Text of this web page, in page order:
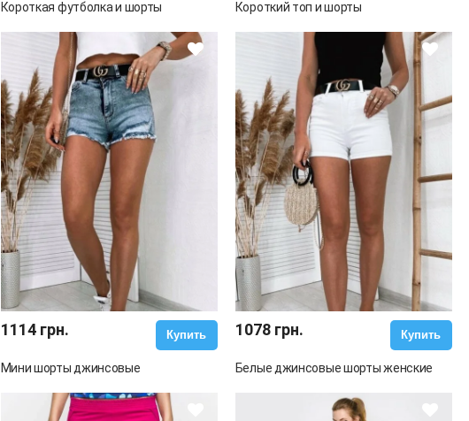
Короткая футболка и шорты Короткий топ и шорты
1114 грн. Купить
Мини шорты джинсовые
1078 грн. Купить
Белые джинсовые шорты женские